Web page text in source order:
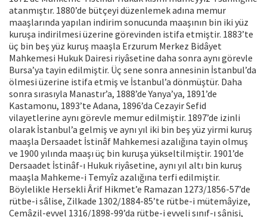
atanmıştır. 1880’de bütçeyi düzenlemek adına memur
maaşlarında yapılan indirim sonucunda maaşının bin iki yüz
kuruşa indirilmesi üzerine görevinden istifa etmiştir. 1883’te
üç bin beş yüz kuruş maaşla Erzurum Merkez Bidâyet
Mahkemesi Hukuk Dairesi riyâsetine daha sonra aynı görevle
Bursa’ya tayin edilmiştir. Üç sene sonra annesinin İstanbul’da
ölmesi üzerine istifa etmiş ve İstanbul’a dönmüştür. Daha
sonra sırasıyla Manastır’a, 1888’de Yanya’ya, 1891’de
Kastamonu, 1893’te Adana, 1896’da Cezayir Sefid
vilayetlerine aynı görevle memur edilmiştir. 1897’de izinli
olarak İstanbul’a gelmiş ve aynı yıl iki bin beş yüz yirmi kuruş
maaşla Dersaadet İstinâf Mahkemesi azalığına tayin olmuş
ve 1900 yılında maaşı üç bin kuruşa yükseltilmiştir. 1901’de
Dersaadet İstinâf-ı Hukuk riyâsetine, aynı yıl altı bin kuruş
maaşla Mahkeme-i Temyîz azalığına terfi edilmiştir.
Böylelikle Hersekli Ârif Hikmet’e Ramazan 1273/1856-57’de
rütbe-i sâlise, Zilkade 1302/1884-85’te rütbe-i mütemâyize,
Cemâzil-evvel 1316/1898-99’da rütbe-i evveli sınıf-ı sânisi,